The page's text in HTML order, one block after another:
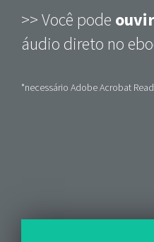
>> Você pode
áudio direto no
*necessário Adobe Acrobat